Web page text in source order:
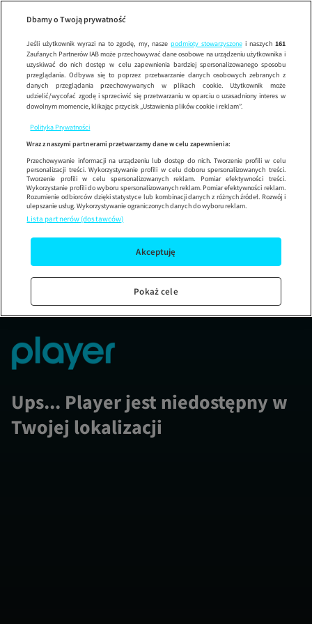
Wypróbuj aplikację mobilną
Korzystaj z łatwiejszej nawigacji i ciesz się szybszym
Ups... Player jest niedostępny w
Twojej lokalizacji
Dbamy o Twoją prywatność
Jeśli użytkownik wyrazi na to zgodę, my, nasze podmioty stowarzyszonei naszych 161
Zaufanych Partnerów IAB może przechowywać dane osobowe na urządzeniu użytkownika i
uzyskiwać do nich dostęp w celu zapewnienia bardziej spersonalizowanego sposobu
przeglądania. Odbywa się to poprzez przetwarzanie danych osobowych zebranych z
danych przeglądania przechowywanych w plikach cookie. Użytkownik może
udzielić/wycofać zgodę i sprzeciwić się przetwarzaniu w oparciu o uzasadniony interes w
dowolnym momencie, klikając przycisk „Ustawienia plików cookie i reklam”.
Polityka Prywatności
Wraz z naszymi partnerami przetwarzamy dane w celu zapewnienia:
Przechowywanie informacji na urządzeniu lub dostęp do nich. Tworzenie profili w celu
personalizacji treści. Wykorzystywanie profili w celu doboru spersonalizowanych treści.
Tworzenie profili w celu spersonalizowanych reklam. Pomiar efektywności treści.
Wykorzystanie profili do wyboru spersonalizowanych reklam. Pomiar efektywności reklam.
Rozumienie odbiorców dzięki statystyce lub kombinacji danych z różnych źródeł. Rozwój i
ulepszanie usług. Wykorzystywanie ograniczonych danych do wyboru reklam.
Lista partnerów (dostawców)
Akceptuję
Pokaż cele